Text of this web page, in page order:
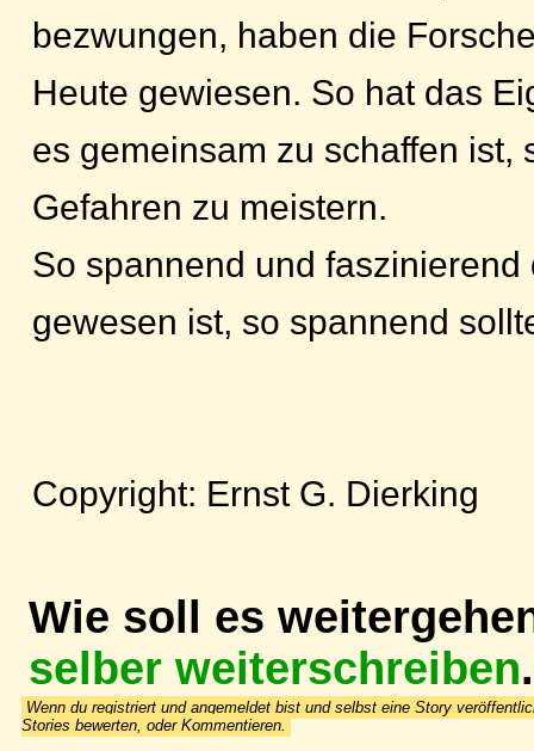
bezwungen, haben die
Heute gewiesen. So hat das
es gemeinsam zu schaffen
Gefahren zu meistern.
So spannend und
gewesen ist, so spannend
Copyright: Ernst G. Dierking
Wie soll es
selber weiterschreiben.
Wenn du registriert und angemeldet bist und selbst eine Story
Stories bewerten, oder Kommentieren.